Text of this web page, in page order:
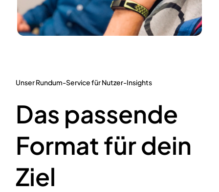
Unser Rundum-Service für Nutzer-Insights
Das passende
Format für dein
Ziel